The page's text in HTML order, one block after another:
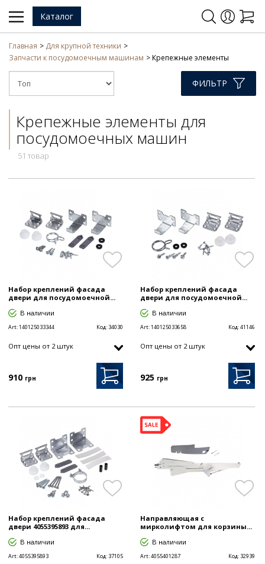
Каталог
Главная
Для крупной техники
Запчасти к посудомоечным машинам
Крепежные элементы
ФИЛЬТР
Крепежные элементы для
посудомоечных машин
51 товар
Набор креплений фасада
двери для посудомоечной...
В наличии
Art:140125033344 Код: 34030
Опт цены от 2 штук
910 грн
Набор креплений фасада
двери для посудомоечной...
В наличии
Art:140125033658 Код:41146
Опт цены от 2 штук
925 грн
Набор креплений фасада
двери 4055395893 для...
В наличии
Art:4055395893 Код: 37105
Направляющая с
мирколифтом для корзины...
В наличии
Art:4055401287 Код: 32939